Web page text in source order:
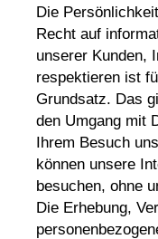
Die
Recht auf
unserer Kunden,
respektieren ist
Grundsatz. Das
den Umgang mit
Ihrem Besuch
können unsere
besuchen, ohne
Die Erhebung,